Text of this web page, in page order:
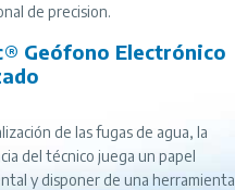
de precision.
Geófono Electrónico
de las fugas de agua, la
del técnico juega un papel
y disponer de una herramienta